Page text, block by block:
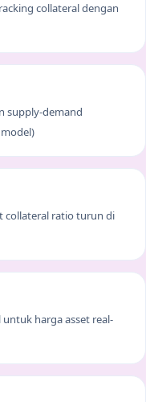
collateral dengan
supply-demand
collateral ratio turun di
harga asset real-